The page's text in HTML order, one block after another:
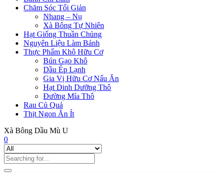
Chăm Sóc Tối Giản
Nhang – Nụ
Xà Bông Tự Nhiên
Hạt Giống Thuần Chủng
Nguyên Liệu Làm Bánh
Thực Phẩm Khô Hữu Cơ
Bún Gạo Khô
Dầu Ép Lạnh
Gia Vị Hữu Cơ Nấu Ăn
Hạt Dinh Dưỡng Thô
Đường Mía Thô
Rau Củ Quả
Thịt Ngon Ăn Ít
Xà Bông Dầu Mù U
0